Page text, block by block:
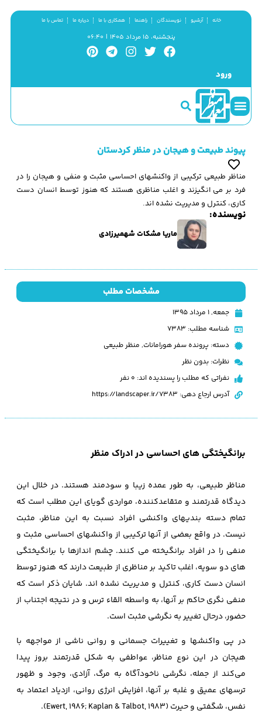
خانه آرشیو نویسندگان راهنما همکاری با ما درباره ما تماس با ما
پنجشنبه، ۱۵ مرداد ۱۴۰۵ | ۰۶:۴۰
ورود
پیوند طبیعت و هیجان در منظر کردستان
مناظر طبیعی ترکیبی از واکنشهای احساسی مثبت و منفی و هیجان را در
فرد بر می انگیزند و اغلب مناظری هستند که هنوز توسط انسان دست
کاری، کنترل و مدیریت نشده‌ اند.
نویسنده:
ماریا مشکات شهمیرزادی
مشخصات مطلب
جمعه, ۱ مرداد ۱۳۹۵
شناسه مطلب: 7383
دسته: پرونده سفر هورامانات, منظر طبیعی
نظرات: بدون نظر
نفراتی که مطلب را پسندیده اند: 0 نفر
آدرس ارجاع دهی: https://landscaper.ir/7383
برانگیختگی‌ های احساسی در ادراک منظر
مناظر طبیعی، به طور عمده زیبا و سودمند هستند. در خلال این
دیدگاه قدرتمند و متقاعدکننده، مواردی گویای این مطلب است که
تمام دسته‌ بندیهای واکنشی افراد نسبت به این مناظر، مثبت
نیست. در واقع بعضی از آنها ترکیبی از واکنشهای احساسی مثبت و
منفی را در افراد برانگیخته می‌ کنند. چشم اندازها با برانگیختگی‌
های‌ دو سویه، اغلب تاکید بر مناظری از طبیعت دارند که هنوز توسط
انسان دست کاری، کنترل و مدیریت نشده‌ اند. شایان ذکر است که
منفی‌ نگری حاکم بر آنها، به واسطه القاء ترس و در نتیجه اجتناب از
حضور، درحال تغییر به نگرشی مثبت است.
در پی واکنشها و تغییرات جسمانی و روانی ناشی از مواجهه با
هیجان در این نوع مناظر، عواطفی به شکل قدرتمند بروز پیدا
می‌کند از جمله، نگرشی ناخودآگاه به مرگ، آزادی، وجود و ظهور
ترسهای عمیق و غلبه بر آنها، افزایش انرژی روانی، ازدیاد اعتماد به‌
نفس، شگفتی و حیرت (Ewert, 1986; Kaplan & Talbot, 1983).